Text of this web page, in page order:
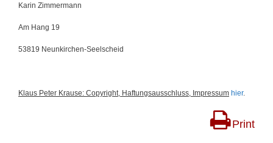
Karin Zimmermann
Am Hang 19
53819 Neunkirchen-Seelscheid
Klaus Peter Krause: Copyright, Haftungsausschluss, Impressum hier.
Print